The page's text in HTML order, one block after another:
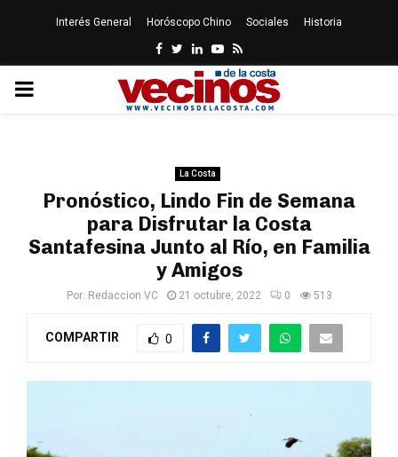
Interés General Horóscopo Chino Sociales Historia
Facebook
Twitter
LinkedinYoutube
Rss
PRIMARY
La Costa
Pronóstico, Lindo Fin de Semana
para Disfrutar la Costa
Santafesina Junto al Río, en Familia
y Amigos
Por: Redaccion VC 21 octubre, 2022 0 513
COMPARTIR 0